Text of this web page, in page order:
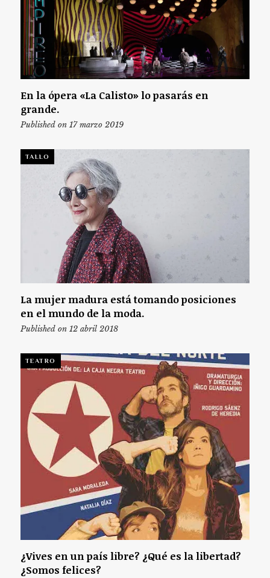
En la ópera «La Calisto» lo pasarás en
grande.
Published on 17 marzo 2019
TALLO
La mujer madura está tomando posiciones
en el mundo de la moda.
Published on 12 abril 2018
TEATRO
¿Vives en un país libre? ¿Qué es la libertad?
¿Somos felices?